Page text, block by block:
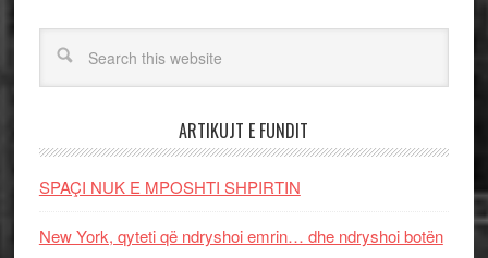
ARTIKUJT E FUNDIT
SPAÇI NUK E MPOSHTI SHPIRTIN
New York, qyteti që ndryshoi emrin… dhe ndryshoi botën